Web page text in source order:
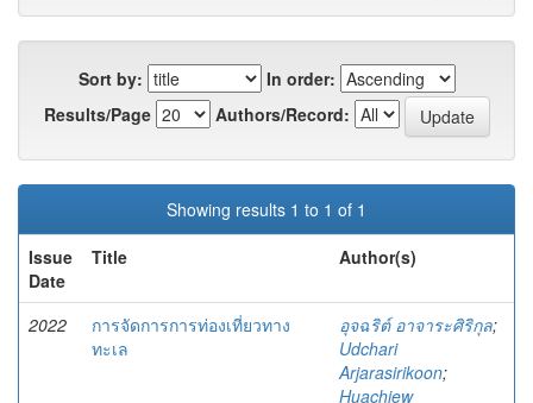
Sort by:
In order:
Results/Page
Authors/Record:
Showing results 1 to 1 of 1
Issue
Date
Title Author(s)
2022
การจัดการการท่องเที่ยวทาง
ทะเล
อุจฉริต์ อาจาระศิริกุล;
Udchari
Arjarasirikoon;
Huachiew